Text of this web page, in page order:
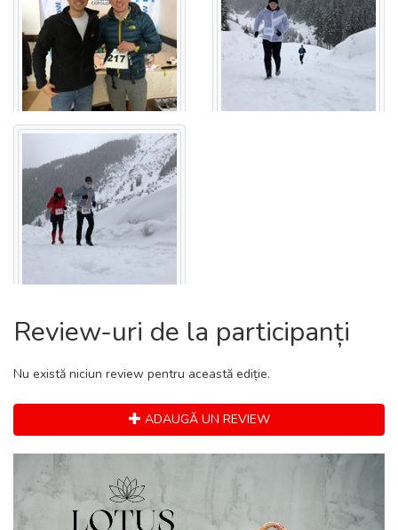
Review-uri de la participanți
Nu există niciun review pentru această ediție.
ADAUGĂ UN REVIEW